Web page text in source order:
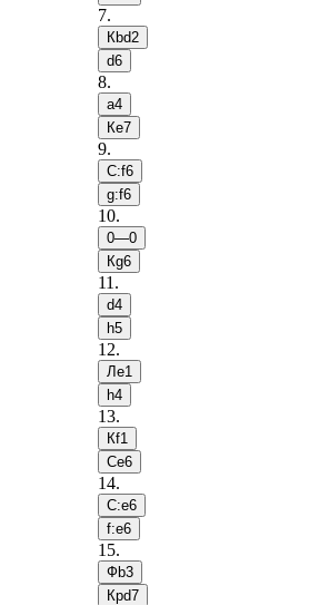
7.
Кbd2
d6
8.
a4
Кe7
9.
С:f6
g:f6
10.
0—0
Кg6
11 .
d4
h5
12.
Лe1
h4
13.
Кf1
Сe6
14.
С:e6
f:e6
15.
Фb3
Крd7